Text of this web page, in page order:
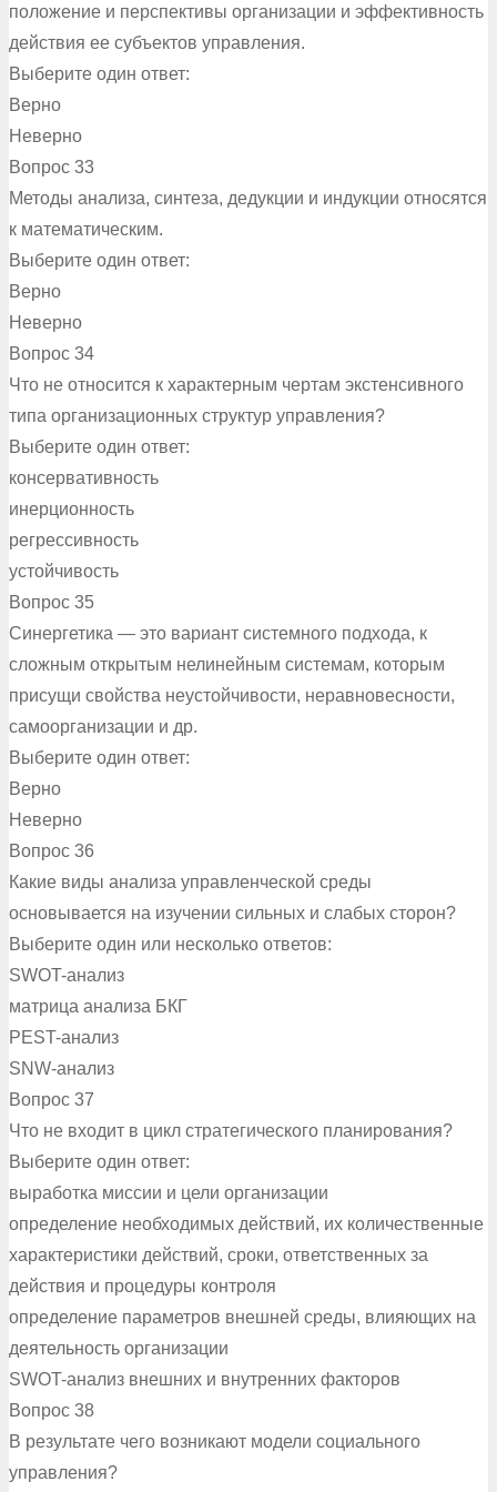
положение и перспективы организации и эффективность
действия ее субъектов управления.
Выберите один ответ:
Верно
Неверно
Вопрос 33
Методы анализа, синтеза, дедукции и индукции относятся
к математическим.
Выберите один ответ:
Верно
Неверно
Вопрос 34
Что не относится к характерным чертам экстенсивного
типа организационных структур управления?
Выберите один ответ:
консервативность
инерционность
регрессивность
устойчивость
Вопрос 35
Синергетика — это вариант системного подхода, к
сложным открытым нелинейным системам, которым
присущи свойства неустойчивости, неравновесности,
самоорганизации и др.
Выберите один ответ:
Верно
Неверно
Вопрос 36
Какие виды анализа управленческой среды
основывается на изучении сильных и слабых сторон?
Выберите один или несколько ответов:
SWOT-анализ
матрица анализа БКГ
PEST-анализ
SNW-анализ
Вопрос 37
Что не входит в цикл стратегического планирования?
Выберите один ответ:
выработка миссии и цели организации
определение необходимых действий, их количественные
характеристики действий, сроки, ответственных за
действия и процедуры контроля
определение параметров внешней среды, влияющих на
деятельность организации
SWOT-анализ внешних и внутренних факторов
Вопрос 38
В результате чего возникают модели социального
управления?